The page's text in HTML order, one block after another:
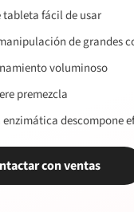
tableta fácil de usar
de grandes
voluminoso
premezcla
enzimática descompone
con ventas